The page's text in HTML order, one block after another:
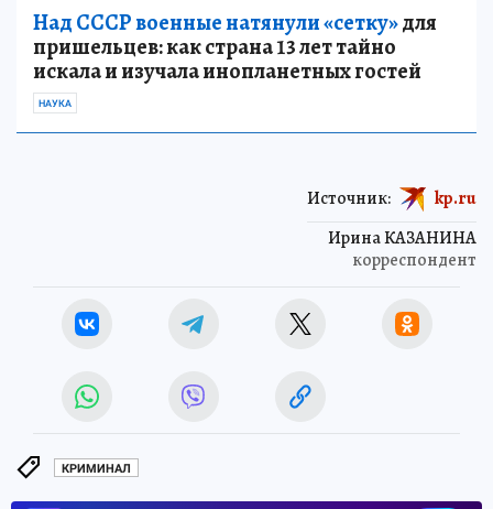
Над СССР военные натянули «сетку»для
пришельцев: как страна 13 лет тайно
искала и изучала инопланетных гостей
НАУКА
Ирина КАЗАНИНА
корреспондент
Источник: kp.ru
КРИМИНАЛ